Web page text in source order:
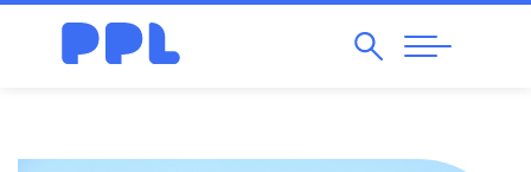
Pesquisar
Abrir
Navegação